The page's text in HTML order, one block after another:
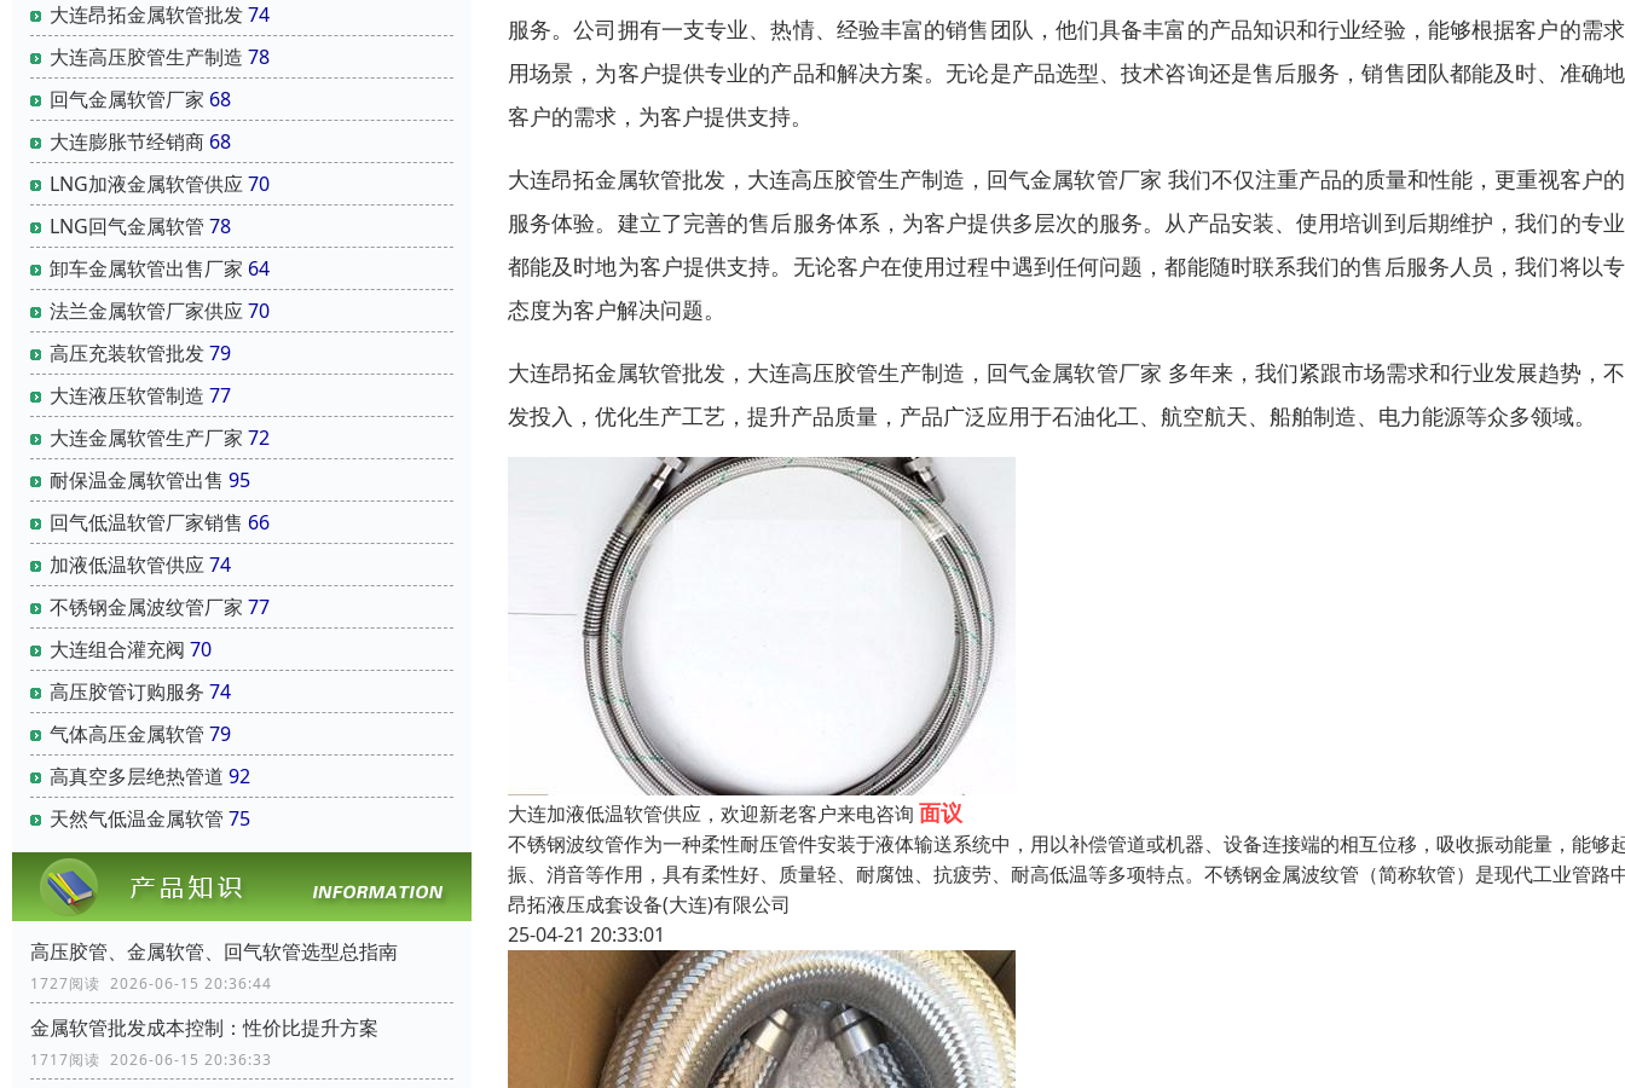
大连昂拓金属软管批发74
大连高压胶管生产制造 78
回气金属软管厂家 68
大连膨胀节经销商 68
LNG加液金属软管供应70
LNG回气金属软管 78
卸车金属软管出售厂家 64
法兰金属软管厂家供应70
高压充装软管批发79
大连液压软管制造 77
大连金属软管生产厂家 72
耐保温金属软管出售 95
回气低温软管厂家销售 66
加液低温软管供应74
不锈钢金属波纹管厂家 77
大连组合灌充阀 70
高压胶管订购服务 74
气体高压金属软管 79
高真空多层绝热管道 92
天然气低温金属软管 75
高压胶管、金属软管、回气软管选型总指南
1727阅读 2026-06-15 20:36:44
金属软管批发成本控制：性价比提升方案
1717阅读 2026-06-15 20:36:33
服务。公司拥有一支专业、热情、经验丰富的销售团队，他们具备丰富的产品知识和行业经验，能够根据客户的需
用场景，为客户提供专业的产品和解决方案。无论是产品选型、技术咨询还是售后服务，销售团队都能及时、准确
客户的需求，为客户提供支持。
大连昂拓金属软管批发，大连高压胶管生产制造，回气金属软管厂家 我们不仅注重产品的质量和性能，更重视客户
服务体验。建立了完善的售后服务体系，为客户提供多层次的服务。从产品安装、使用培训到后期维护，我们的专
都能及时地为客户提供支持。无论客户在使用过程中遇到任何问题，都能随时联系我们的售后服务人员，我们将以
态度为客户解决问题。
大连昂拓金属软管批发，大连高压胶管生产制造，回气金属软管厂家 多年来，我们紧跟市场需求和行业发展趋势，
发投入，优化生产工艺，提升产品质量，产品广泛应用于石油化工、航空航天、船舶制造、电力能源等众多领域。
大连加液低温软管供应，欢迎新老客户来电咨询 面议
不锈钢波纹管作为一种柔性耐压管件安装于液体输送系统中，用以补偿管道或机器、设备连接端的相互位移，吸收振动能量，能够
振、消音等作用，具有柔性好、质量轻、耐腐蚀、抗疲劳、耐高低温等多项特点。不锈钢金属波纹管（简称软管）是现代工业管路
昂拓液压成套设备(大连)有限公司
25-04-21 20:33:01